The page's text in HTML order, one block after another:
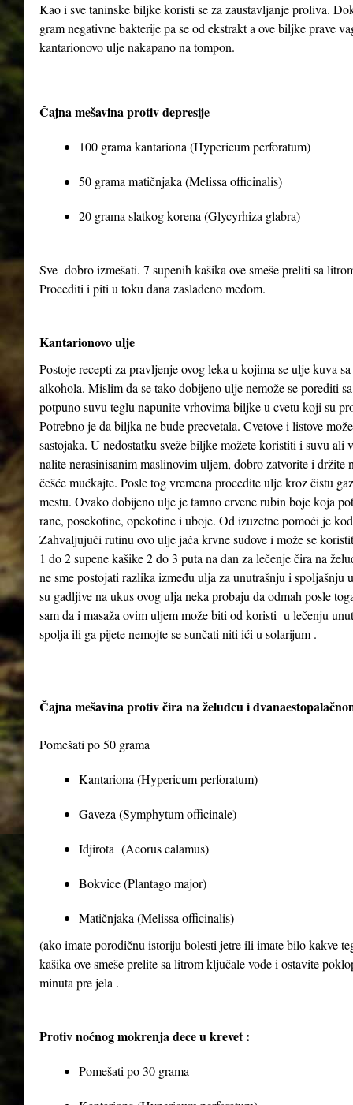
Kao i sve taninske biljke koristi se za zaustavljanje proliva.
gram negativne bakterije pa se od ekstrakt a ove biljke prave
kantarionovo ulje nakapano na tompon.
Čajna mešavina protiv depresije
100 grama kantariona (Hypericum perforatum)
50 grama matičnjaka (Melissa officinalis)
20 grama slatkog korena (Glycyrhiza glabra)
Sve dobro izmešati. 7 supenih kašika ove smeše preliti sa
Procediti i piti u toku dana zaslađeno medom.
Kantarionovo ulje
Postoje recepti za pravljenje ovog leka u kojima se ulje kuva
alkohola. Mislim da se tako dobijeno ulje nemože se porediti
potpuno suvu teglu napunite vrhovima biljke u cvetu koji su
Potrebno je da biljka ne bude precvetala. Cvetove i listove
sastojaka. U nedostatku sveže biljke možete koristiti i suvu
nalite nerasinisanim maslinovim uljem, dobro zatvorite i držite
češće mućkajte. Posle tog vremena procedite ulje kroz čistu
mestu. Ovako dobijeno ulje je tamno crvene rubin boje koja
rane, posekotine, opekotine i uboje. Od izuzetne pomoći je
Zahvaljujući rutinu ovo ulje jača krvne sudove i može se
1 do 2 supene kašike 2 do 3 puta na dan za lečenje čira na
ne sme postojati razlika između ulja za unutrašnju i spoljašnju
su gadljive na ukus ovog ulja neka probaju da odmah posle
sam da i masaža ovim uljem može biti od koristi u lečenju
spolja ili ga pijete nemojte se sunčati niti ići u solarijum .
Čajna mešavina protiv čira na želudcu i
Pomešati po 50 grama
Kantariona (Hypericum perforatum)
Gaveza (Symphytum officinale)
Idjirota (Acorus calamus)
Bokvice (Plantago major)
Matičnjaka (Melissa officinalis)
(ako imate porodičnu istoriju bolesti jetre ili imate bilo kakve
kašika ove smeše prelite sa litrom ključale vode i ostavite
minuta pre jela .
Protiv noćnog mokrenja dece u krevet :
Pomešati po 30 grama